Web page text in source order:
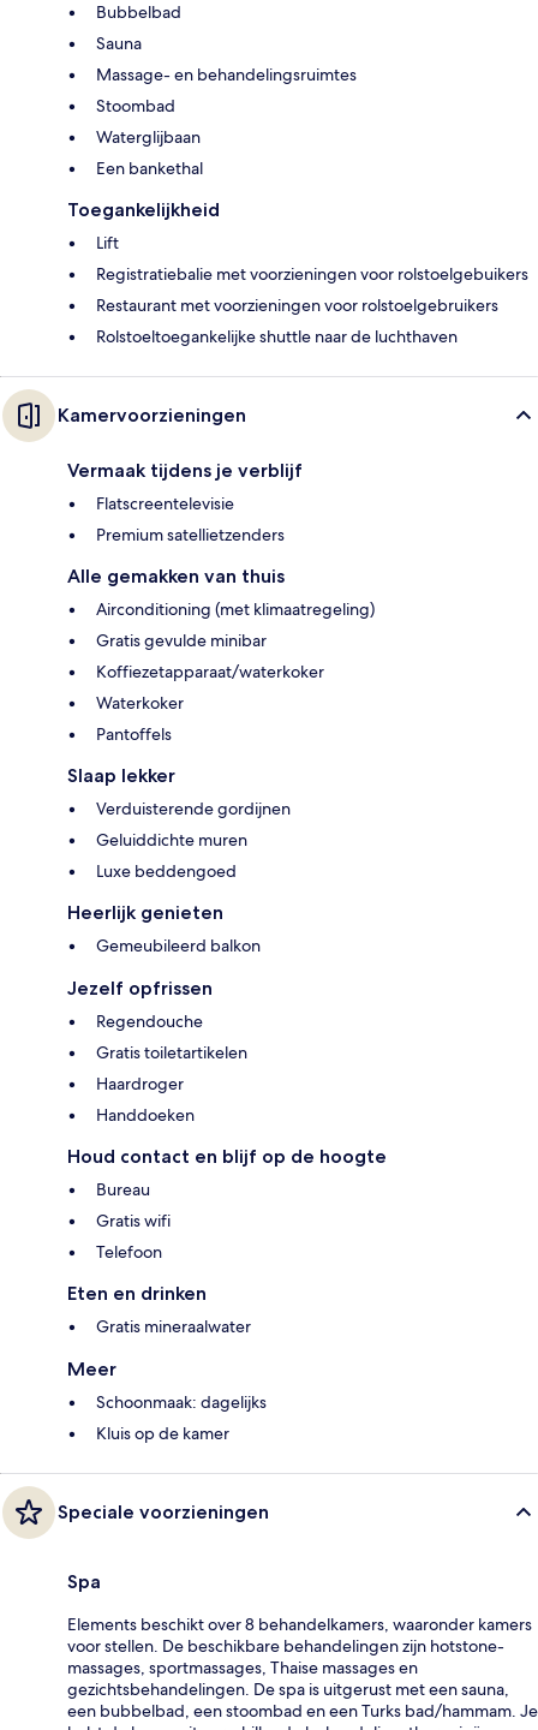
Bubbelbad
Sauna
Massage- en behandelingsruimtes
Stoombad
Waterglijbaan
Een bankethal
Toegankelijkheid
Lift
Registratiebalie met voorzieningen voor rolstoelgebuikers
Restaurant met voorzieningen voor rolstoelgebruikers
Rolstoeltoegankelijke shuttle naar de luchthaven
Kamervoorzieningen
Vermaak tijdens je verblijf
Flatscreentelevisie
Premium satellietzenders
Alle gemakken van thuis
Airconditioning (met klimaatregeling)
Gratis gevulde minibar
Koffiezetapparaat/waterkoker
Waterkoker
Pantoffels
Slaap lekker
Verduisterende gordijnen
Geluiddichte muren
Luxe beddengoed
Heerlijk genieten
Gemeubileerd balkon
Jezelf opfrissen
Regendouche
Gratis toiletartikelen
Haardroger
Handdoeken
Houd contact en blijf op de hoogte
Bureau
Gratis wifi
Telefoon
Eten en drinken
Gratis mineraalwater
Meer
Schoonmaak: dagelijks
Kluis op de kamer
Speciale voorzieningen
Spa
Elements beschikt over 8 behandelkamers, waaronder kamers
voor stellen. De beschikbare behandelingen zijn hotstone-
massages, sportmassages, Thaise massages en
gezichtsbehandelingen. De spa is uitgerust met een sauna,
een bubbelbad, een stoombad en een Turks bad/hammam. Je